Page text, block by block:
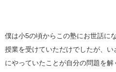
僕は小5の頃からこの塾にお世話に
授業を受けていただけでしたが、
にやっていたことが自分の問題を